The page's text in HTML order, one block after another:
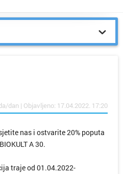
dan | Objavljeno: 17.04.2022. 17:20
nas i ostvarite 20% poputa
A 30.
traje od 01.04.2022-